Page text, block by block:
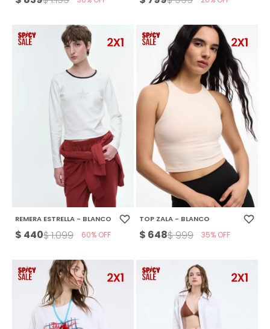
REMERA ESTRELLA - BLANCO
$ 440$1.099 60
TOP ZALA - BLANCO
$ 648$999 35